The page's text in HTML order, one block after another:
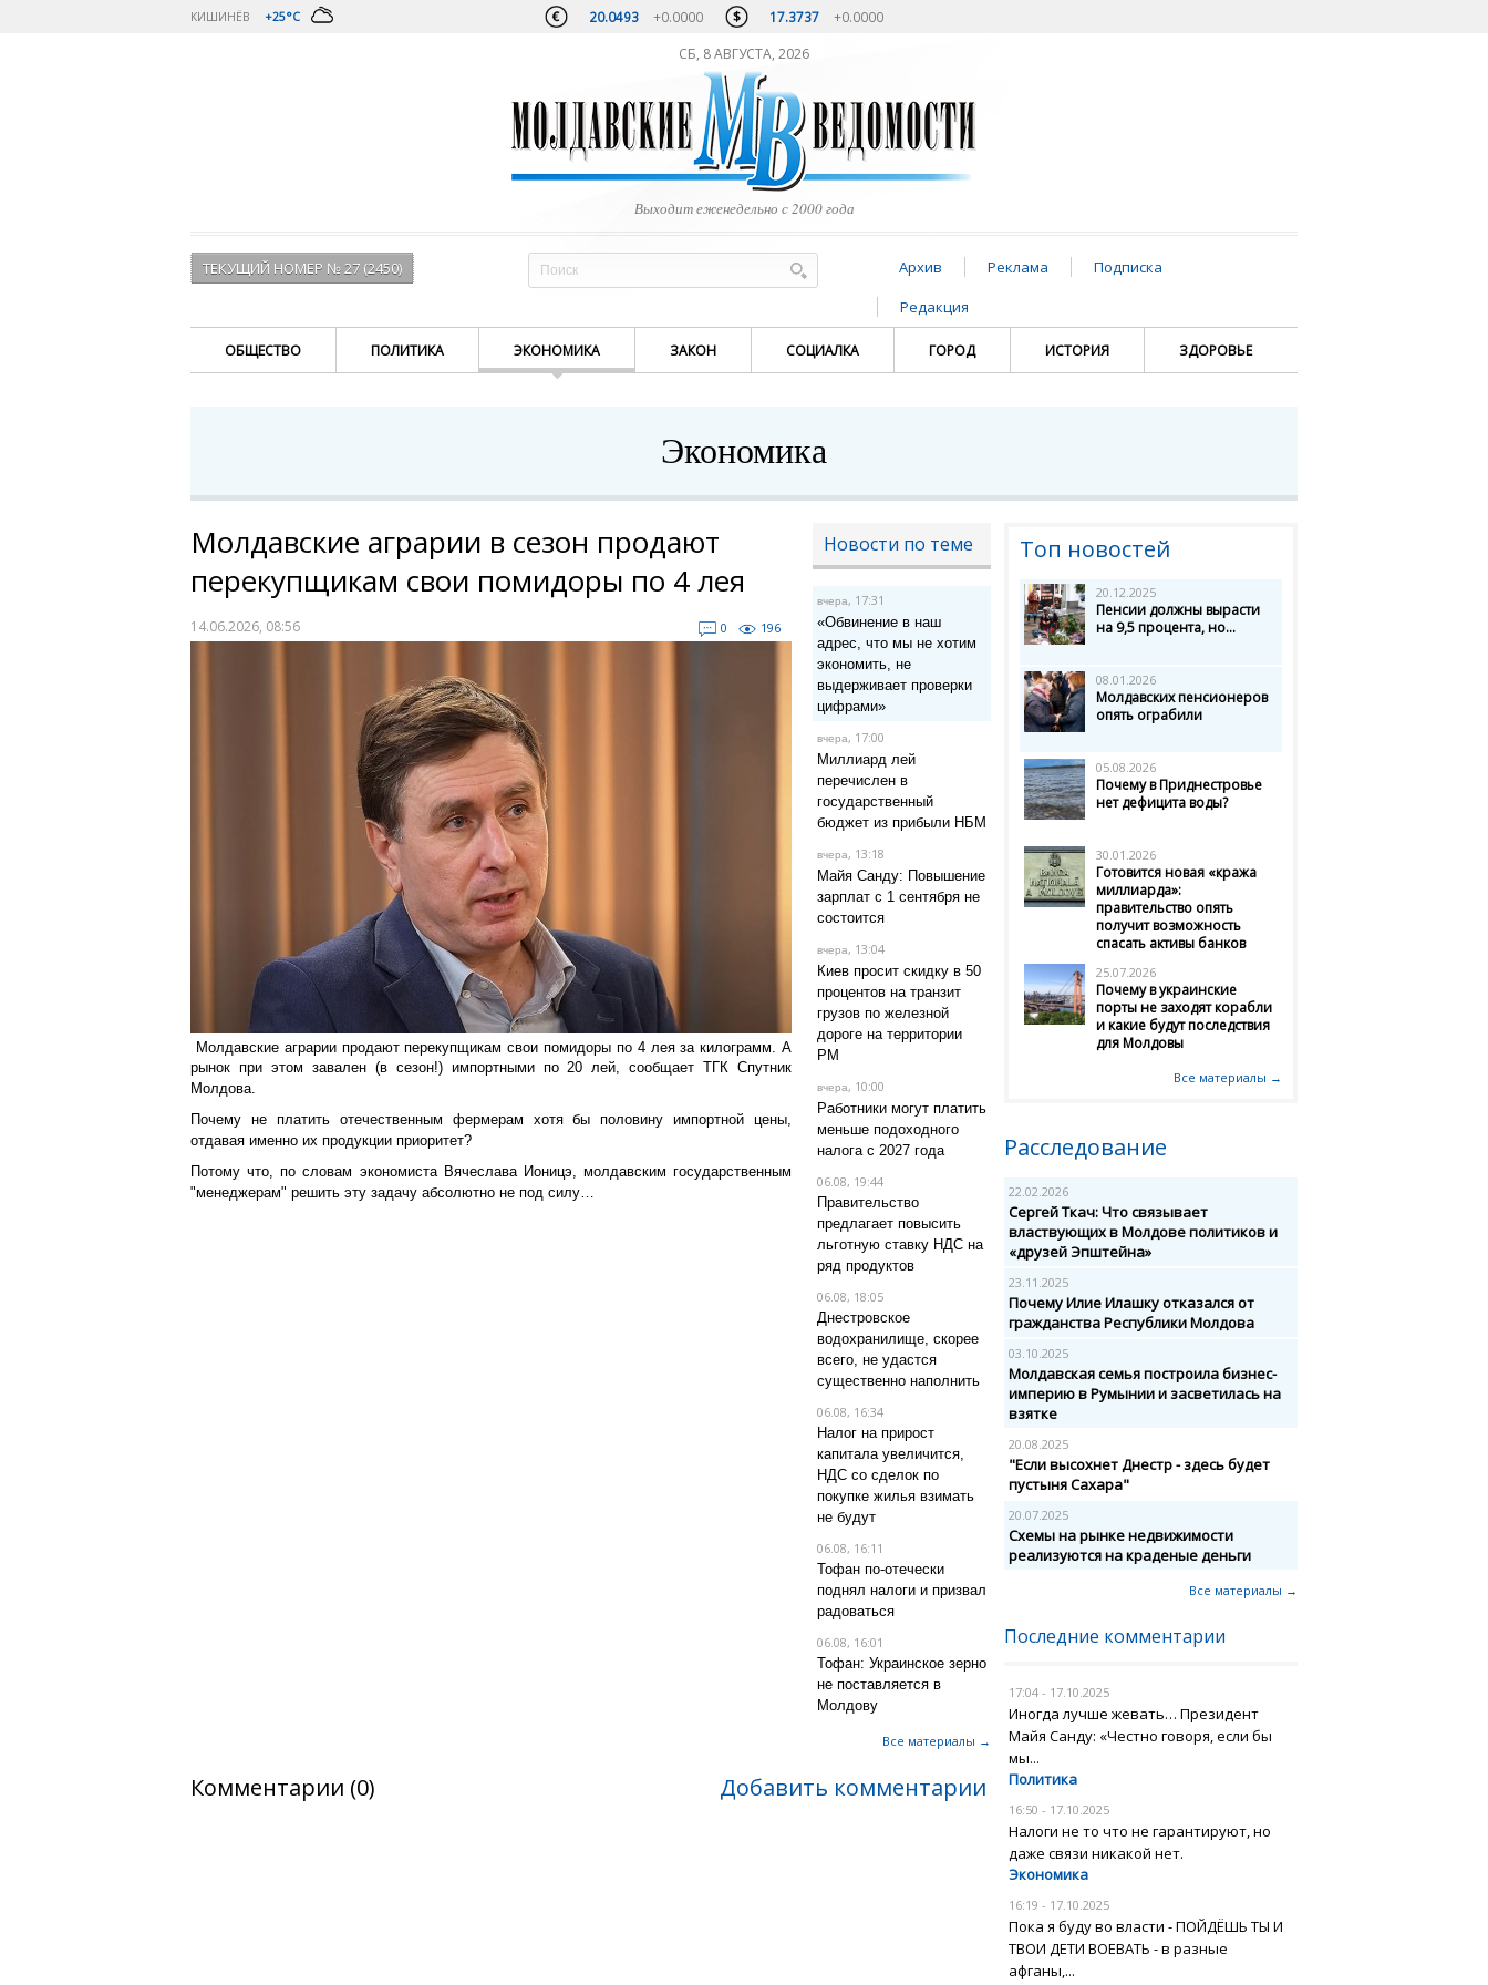
КИШИНЁВ +25°C 20.0493 +0.0000 17.3737 +0.0000
СБ, 8 АВГУСТА, 2026
Выходит еженедельно с 2000 года
ТЕКУЩИЙ НОМЕР № 27 (2450) Архив Реклама
Подписка
Редакция
ОБЩЕСТВО ПОЛИТИКА ЭКОНОМИКА ЗАКОН СОЦИАЛКА ГОРОД ИСТОРИЯ ЗДОРОВЬЕ
Экономика
Молдавские аграрии в сезон продают
перекупщикам свои помидоры по 4 лея
14.06.2026, 08:56 0 196
Молдавские аграрии продают перекупщикам свои помидоры по 4 лея за килограмм. А
рынок при этом завален (в сезон!) импортными по 20 лей, сообщает ТГК Спутник
Молдова.
Почему не платить отечественным фермерам хотя бы половину импортной цены,
отдавая именно их продукции приоритет?
Потому что, по словам экономиста Вячеслава Ионицэ, молдавским государственным
"менеджерам" решить эту задачу абсолютно не под силу…
Новости по теме
вчера, 17:31
«Обвинение в наш
адрес, что мы не хотим
экономить, не
выдерживает проверки
цифрами»
вчера, 17:00
Миллиард лей
перечислен в
государственный
бюджет из прибыли НБМ
вчера, 13:18
Майя Санду: Повышение
зарплат с 1 сентября не
состоится
вчера, 13:04
Киев просит скидку в 50
процентов на транзит
грузов по железной
дороге на территории
РМ
вчера, 10:00
Работники могут платить
меньше подоходного
налога с 2027 года
06.08, 19:44
Правительство
предлагает повысить
льготную ставку НДС на
ряд продуктов
06.08, 18:05
Днестровское
водохранилище, скорее
всего, не удастся
существенно наполнить
06.08, 16:34
Налог на прирост
капитала увеличится,
НДС со сделок по
покупке жилья взимать
не будут
06.08, 16:11
Тофан по-отечески
поднял налоги и призвал
радоваться
06.08, 16:01
Тофан: Украинское зерно
не поставляется в
Молдову
Все материалы →
Комментарии (0) Добавить комментарии
Топ новостей
20.12.2025
Пенсии должны вырасти
на 9,5 процента, но...
08.01.2026
Молдавских пенсионеров
опять ограбили
05.08.2026
Почему в Приднестровье
нет дефицита воды?
30.01.2026
Готовится новая «кража
миллиарда»:
правительство опять
получит возможность
спасать активы банков
25.07.2026
Почему в украинские
порты не заходят корабли
и какие будут последствия
для Молдовы
Все материалы →
Расследование
22.02.2026
Сергей Ткач: Что связывает
властвующих в Молдове политиков и
«друзей Эпштейна»
23.11.2025
Почему Илие Илашку отказался от
гражданства Республики Молдова
03.10.2025
Молдавская семья построила бизнес-
империю в Румынии и засветилась на
взятке
20.08.2025
"Если высохнет Днестр - здесь будет
пустыня Сахара"
20.07.2025
Схемы на рынке недвижимости
реализуются на краденые деньги
Все материалы →
Последние комментарии
17:04 - 17.10.2025
Иногда лучше жевать… Президент
Майя Санду: «Честно говоря, если бы
мы...
Политика
16:50 - 17.10.2025
Налоги не то что не гарантируют, но
даже связи никакой нет.
Экономика
16:19 - 17.10.2025
Пока я буду во власти - ПОЙДЁШЬ ТЫ И
ТВОИ ДЕТИ ВОЕВАТЬ - в разные
афганы,...